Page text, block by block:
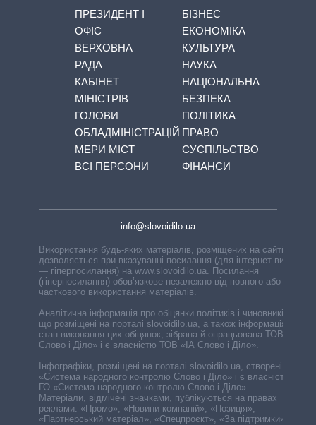
ПРЕЗИДЕНТ І
ОФІС
ВЕРХОВНА
РАДА
КАБІНЕТ
МІНІСТРІВ
ГОЛОВИ
ОБЛАДМІНІСТРАЦІЙ
МЕРИ МІСТ
ВСІ ПЕРСОНИ
БІЗНЕС
ЕКОНОМІКА
КУЛЬТУРА
НАУКА
НАЦІОНАЛЬНА
БЕЗПЕКА
ПОЛІТИКА
ПРАВО
СУСПІЛЬСТВО
ФІНАНСИ
info@slovoidilo.ua
Використання будь-яких матеріалів, розміщених на сайті,
дозволяється при вказуванні посилання (для інтернет-видань
— гіперпосилання) на www.slovoidilo.ua. Посилання
(гіперпосилання) обов’язкове незалежно від повного або
часткового використання матеріалів.
Аналітична інформація про обіцянки політиків і чиновників,
що розміщені на порталі slovoidilo.ua, а також інформація про
стан виконання цих обіцянок, зібрана й опрацьована ТОВ «ІА
Слово і Діло» і є власністю ТОВ «ІА Слово і Діло».
Інфографіки, розміщені на порталі slovoidilo.ua, створені ГО
«Система народного контролю Слово і Діло» і є власністю
ГО «Система народного контролю Слово і Діло».
Матеріали, відмічені значками, публікуються на правах
реклами: «Промо», «Новини компаній», «Позиція»,
«Партнерський матеріал», «Спецпроєкт», «За підтримки».